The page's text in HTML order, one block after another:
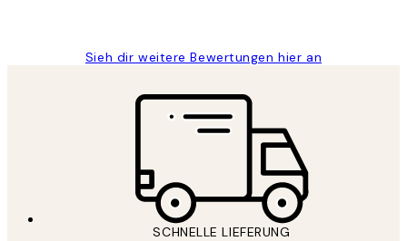
Sieh dir weitere Bewertungen hier an
SCHNELLE LIEFERUNG